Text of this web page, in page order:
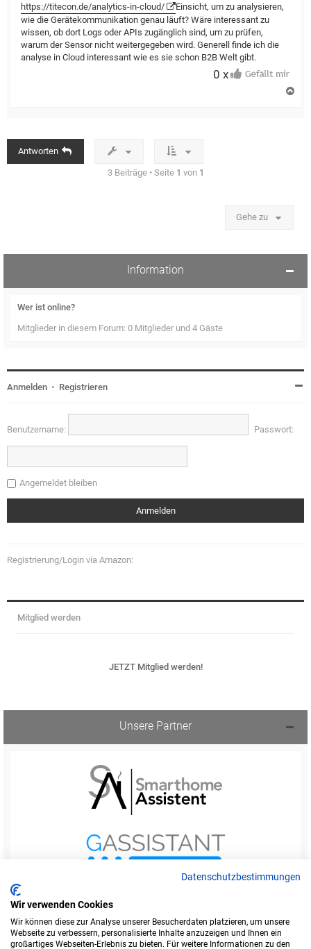
https://titecon.de/analytics-in-cloud/
Einsicht, um zu analysieren,
wie die Gerätekommunikation genau läuft? Wäre interessant zu
wissen, ob dort Logs oder APIs zugänglich sind, um zu prüfen,
warum der Sensor nicht weitergegeben wird. Generell finde ich die
analyse in Cloud interessant wie es sie schon B2B Welt gibt.
0 x
Antworten
3 Beiträge • Seite 1 von 1
Gehe zu
Information
Wer ist online?
Mitglieder in diesem Forum: 0 Mitglieder und 4 Gäste
Anmelden • Registrieren
Benutzername: Passwort:
Angemeldet bleiben
Registrierung/Login via Amazon:
Mitglied werden
JETZT Mitglied werden!
Unsere Partner
Startseite Foren-Übersicht
Datenschutzbestimmungen
Wir verwenden Cookies
Wir können diese zur Analyse unserer Besucherdaten platzieren, um unsere
Webseite zu verbessern, personalisierte Inhalte anzuzeigen und Ihnen ein
großartiges Webseiten-Erlebnis zu bieten. Für weitere Informationen zu den